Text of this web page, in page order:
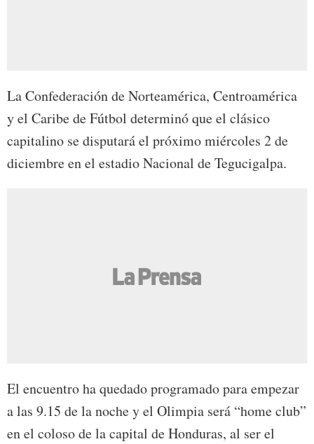
La Confederación de Norteamérica, Centroamérica
y el Caribe de Fútbol determinó que el clásico
capitalino se disputará el próximo miércoles 2 de
diciembre en el estadio Nacional de Tegucigalpa.
El encuentro ha quedado programado para empezar
a las 9.15 de la noche y el Olimpia será “home club”
en el coloso de la capital de Honduras, al ser el